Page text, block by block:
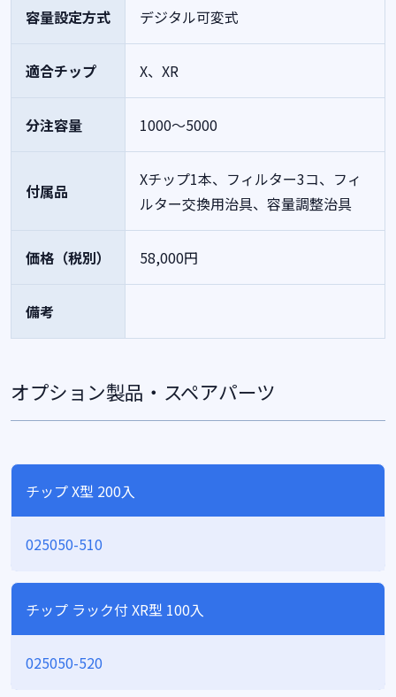
容量設定方式 デジタル可変式
適合チップ X、XR
分注容量 1000～5000
付属品
Xチップ1本、フィルター3コ、フィ
ルター交換用治具、容量調整治具
価格（税別） 58,000円
備考
オプション製品・スペアパーツ
チップ X型 200入
025050-510
チップ ラック付 XR型 100入
025050-520